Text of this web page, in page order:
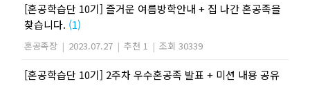
[혼공학습단 10기] 즐거운 여름방학안내 + 집 나간 혼공족을
찾습니다. (1)
혼공족장 | 2023.07.27 | 추천 1 | 조회 30339
[혼공학습단 10기] 2주차 우수혼공족 발표 + 미션 내용 공유